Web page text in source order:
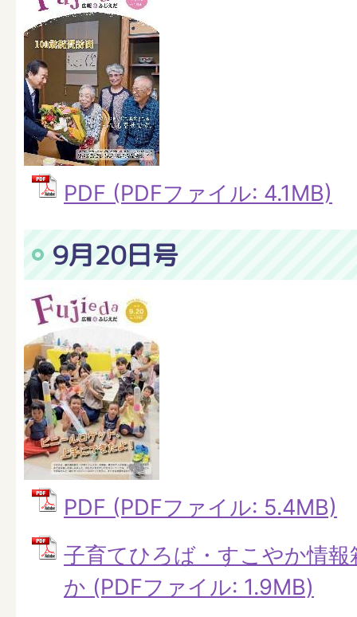
PDF (PDFファイル: 4.1MB)
9月20日号
PDF (PDFファイル: 5.4MB)
子育てひろば・すこやか情報
か (PDFファイル: 1.9MB)